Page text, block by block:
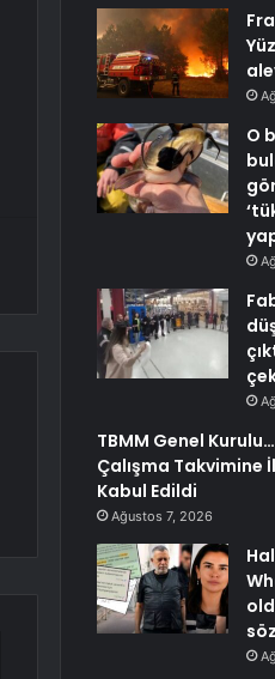
O
TBMM Genel
Çalışma Takvimine
Kabul Edildi
Ağustos 7, 2026